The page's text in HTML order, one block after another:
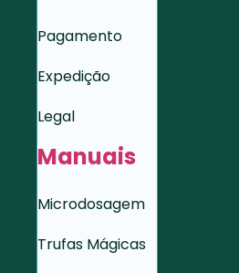
Pagamento
Expedição
Legal
Manuais
Microdosagem
Trufas Mágicas